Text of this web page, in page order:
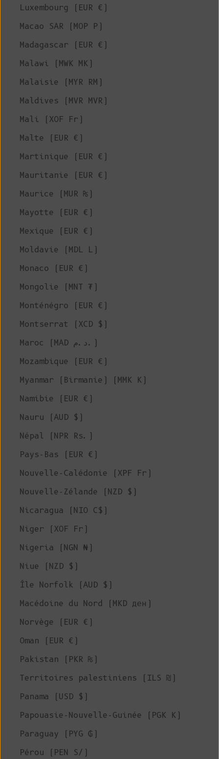
Luxembourg (EUR €)
Macao SAR (MOP P)
Madagascar (EUR €)
Malawi (MWK MK)
Malaisie (MYR RM)
Maldives (MVR MVR)
Mali (XOF Fr)
Malte (EUR €)
Martinique (EUR €)
Mauritanie (EUR €)
Maurice (MUR ₨)
Mayotte (EUR €)
Mexique (EUR €)
Moldavie (MDL L)
Monaco (EUR €)
Mongolie (MNT ₮)
Monténégro (EUR €)
Montserrat (XCD $)
Maroc (MAD د.م.)
Mozambique (EUR €)
Myanmar (Birmanie) (MMK K)
Namibie (EUR €)
Nauru (AUD $)
Népal (NPR Rs.)
Pays-Bas (EUR €)
Nouvelle-Calédonie (XPF Fr)
Nouvelle-Zélande (NZD $)
Nicaragua (NIO C$)
Niger (XOF Fr)
Nigeria (NGN ₦)
Niue (NZD $)
Île Norfolk (AUD $)
Macédoine du Nord (MKD ден)
Norvège (EUR €)
Oman (EUR €)
Pakistan (PKR ₨)
Territoires palestiniens (ILS ₪)
Panama (USD $)
Papouasie-Nouvelle-Guinée (PGK K)
Paraguay (PYG ₲)
Pérou (PEN S/)